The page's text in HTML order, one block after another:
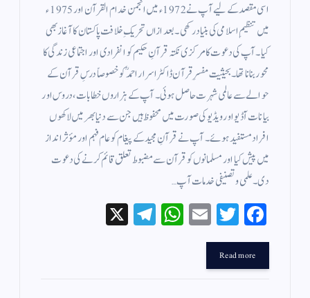
اسی مقصد کے لیے آپ نے 1972ء میں انجمن خدام القرآن اور 1975ء
میں تنظیمِ اسلامی کی بنیاد رکھی۔ بعد ازاں تحریکِ خلافت پاکستان کا آغاز بھی
کیا۔ آپ کی دعوت کا مرکزی نکتہ قرآنِ حکیم کو انفرادی اور اجتماعی زندگی کا
محور بنانا تھا۔ بحیثیت مفسرِ قرآن ڈاکٹر اسرار احمدؒ کو خصوصاً درسِ قرآن کے
حوالے سے عالمی شہرت حاصل ہوئی۔ آپ کے ہزاروں خطابات، دروس اور
بیانات آڈیو اور ویڈیو کی صورت میں محفوظ ہیں جن سے دنیا بھر میں لاکھوں
افراد مستفید ہوئے۔ آپ نے قرآنِ مجید کے پیغام کو عام فہم اور مؤثر انداز
میں پیش کیا اور مسلمانوں کو قرآن سے مضبوط تعلق قائم کرنے کی دعوت
دی۔ علمی و تصنیفی خدمات آپ…
Fa
ce
bo
ok
T
wi
r
E
W
Te
Read more